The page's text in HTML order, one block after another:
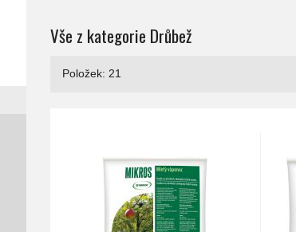
Vše z kategorie Drůbež
Položek: 21